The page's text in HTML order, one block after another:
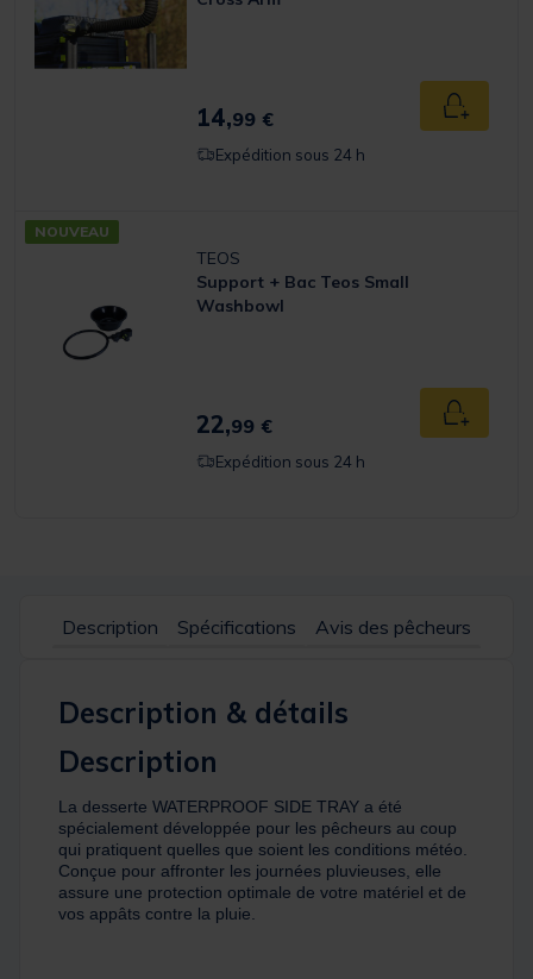
14,99 € Ajouter
Expédition sous 24 h
NOUVEAU
TEOS
Support + Bac Teos Small
Washbowl
22,99 € Ajouter
Expédition sous 24 h
Description Spécifications Avis des pêcheurs
Description & détails
Description
La desserte WATERPROOF SIDE TRAY a été
spécialement développée pour les pêcheurs au coup
qui pratiquent quelles que soient les conditions météo.
Conçue pour affronter les journées pluvieuses, elle
assure une protection optimale de votre matériel et de
vos appâts contre la pluie.